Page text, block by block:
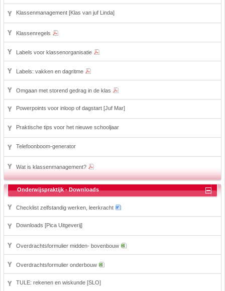
Klassenmanagement [Klas van juf Linda]
Klassenregels
Labels voor klassenorganisatie
Labels: vakken en dagritme
Omgaan met storend gedrag in de klas
Powerpoints voor inloop of dagstart [Juf Mar]
Praktische tips voor het nieuwe schooljaar
Telefoonboom-generator
Wat is klassenmanagement?
Onderwijspraktijk - Downloads
Checklist zelfstandig werken, leerkracht
Downloads [Pica Uitgeverij]
Overdrachtsformulier midden- bovenbouw
Overdrachtsformulier onderbouw
TULE: rekenen en wiskunde [SLO]